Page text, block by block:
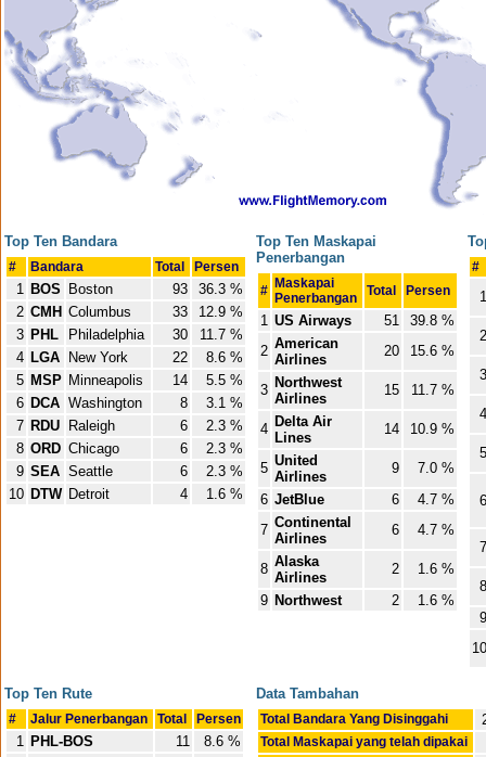
Top Ten Bandara
# Bandara Total Persen
1 BOS Boston 93
36.3 %
2 CMH Columbus 33
12.9 %
3 PHL Philadelphia 30
11.7 %
4 LGA New York 22
8.6 %
5 MSP Minneapolis 14
5.5 %
6 DCA Washington 8
3.1 %
7 RDU Raleigh 6
2.3 %
8 ORD Chicago 6
2.3 %
9 SEA Seattle 6
2.3 %
10 DTW Detroit 4 1.6 %
Top Ten Maskapai
Penerbangan
# Maskapai
Penerbangan
Total Persen
1 US Airways 51
39.8 %
2 American
Airlines
20 15.6 %
3 Northwest
Airlines
15 11.7 %
4 Delta Air
Lines
14 10.9 %
5 United
Airlines
9
7.0 %
6 JetBlue 6
4.7 %
7 Continental
Airlines
6 4.7 %
8 Alaska
Airlines
2
1.6 %
9 Northwest 2 1.6 %
#
1
2
3
4
5
6
7
8
9
10
Top Ten Rute
# Jalur Penerbangan Total Persen
1 PHL-BOS 11
8.6 %
Data Tambahan
Total Bandara Yang Disinggahi
Total Maskapai yang telah dipakai